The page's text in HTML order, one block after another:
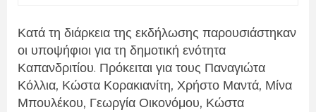
Κατά τη διάρκεια της εκδήλωσης παρουσιάστηκαν
οι υποψήφιοι για τη δημοτική ενότητα
Καπανδριτίου. Πρόκειται για τους Παναγιώτα
Κόλλια, Κώστα Κορακιανίτη, Χρήστο Μαντά, Μίνα
Μπουλέκου, Γεωργία Οικονόμου, Κώστα